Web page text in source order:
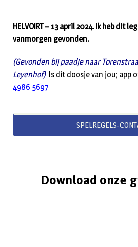
HELVOIRT – 13 april 2024. Ik heb dit
vanmorgen gevonden.
(Gevonden bij paadje naar
Leyenhof) Is dit doosje van jou; app
4986 5697
SPELREGELS-
Download onze